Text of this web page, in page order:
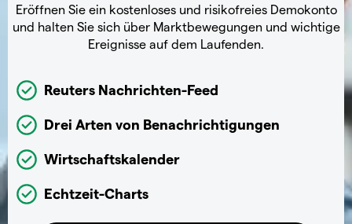
Eröffnen Sie ein kostenloses und risikofreies Demokonto
und halten Sie sich über Marktbewegungen und wichtige
Ereignisse auf dem Laufenden.
Reuters Nachrichten-Feed
Drei Arten von Benachrichtigungen
Wirtschaftskalender
Echtzeit-Charts